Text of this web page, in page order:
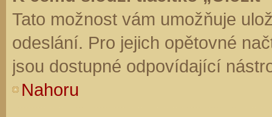
Tato možnost vám umožňuje
odeslání. Pro jejich opětovné
jsou dostupné odpovídající
Nahoru